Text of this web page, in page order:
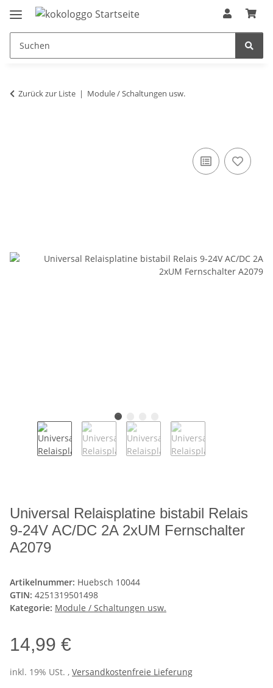
Zurück zur Liste Module / Schaltungen usw.
Universal Relaisplatine bistabil Relais
9-24V AC/DC 2A 2xUM Fernschalter
A2079
Artikelnummer: Huebsch 10044
GTIN: 4251319501498
Kategorie: Module / Schaltungen usw.
14,99 €
inkl. 19% USt. , Versandkostenfreie Lieferung